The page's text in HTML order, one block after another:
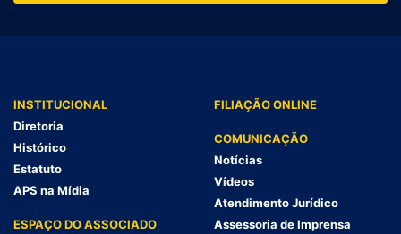
INSTITUCIONAL
Diretoria
Histórico
Estatuto
APS na Mídia
ESPAÇO DO ASSOCIADO
FILIAÇÃO ONLINE
COMUNICAÇÃO
Notícias
Vídeos
Atendimento Jurídico
Assessoria de Imprensa